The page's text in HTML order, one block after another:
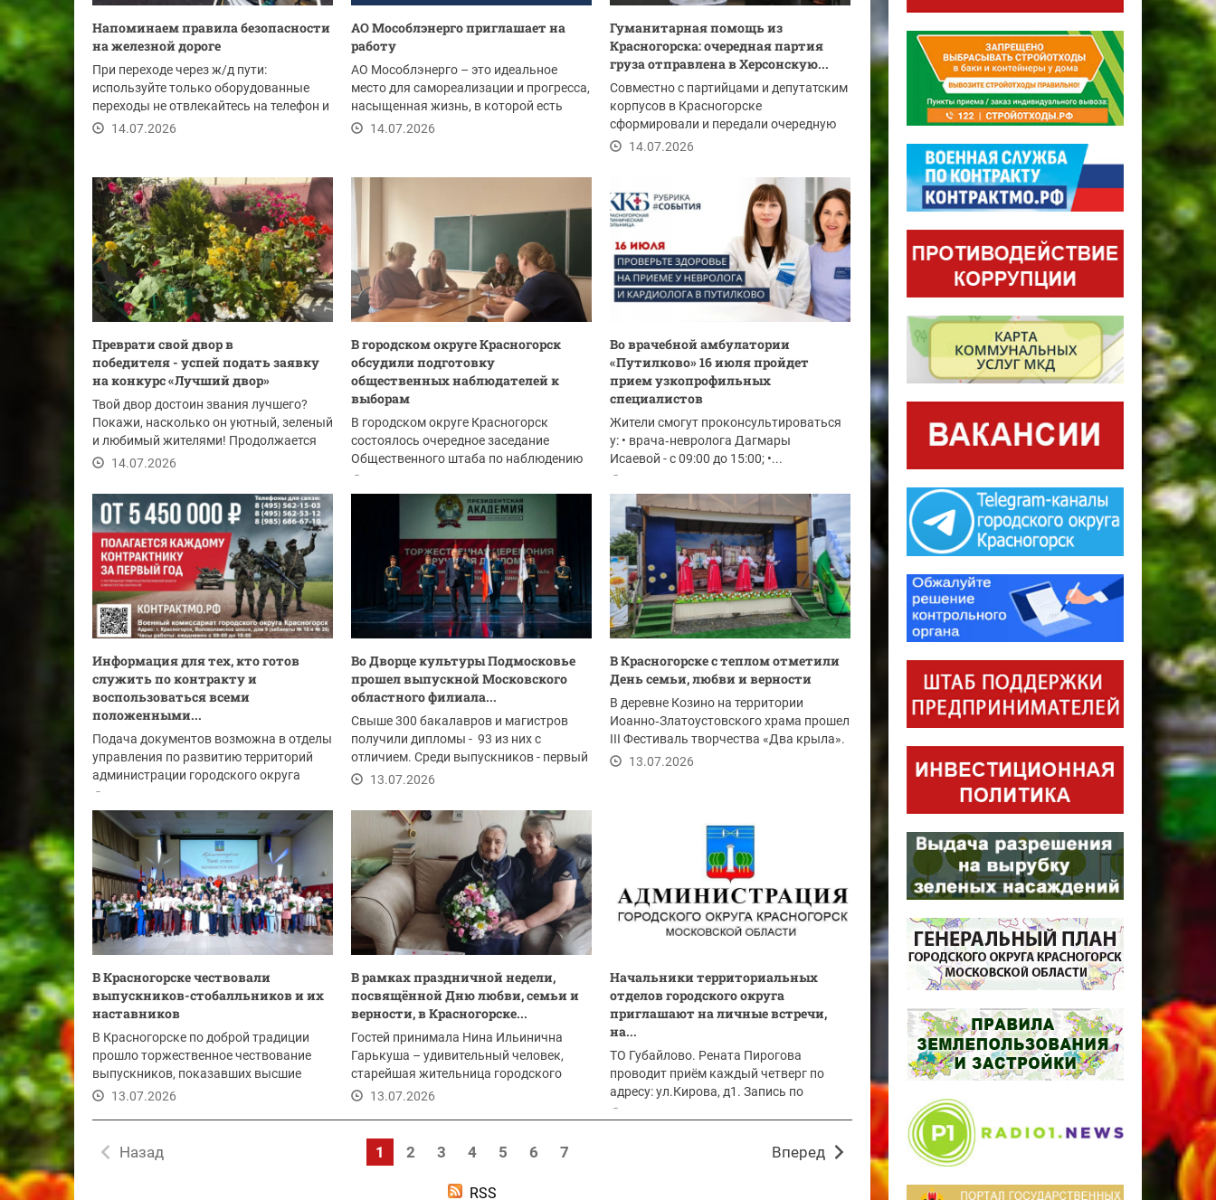
Напоминаем правила безопасности
на железной дороге
При переходе через ж/д пути:
используйте только оборудованные
переходы не отвлекайтесь на телефон и
снимайте...
14.07.2026
АО Мособлэнерго приглашает на
работу
АО Мособлэнерго – это идеальное
место для самореализации и прогресса,
насыщенная жизнь, в которой есть
место отдыху,...
14.07.2026
Гуманитарная помощь из
Красногорска: очередная партия
груза отправлена в Херсонскую...
Совместно с партийцами и депутатским
корпусов в Красногорске
сформировали и передали очередную
партию гуманитарной...
14.07.2026
Преврати свой двор в
победителя - успей подать заявку
на конкурс «Лучший двор»
Твой двор достоин звания лучшего?
Покажи, насколько он уютный, зеленый
и любимый жителями! Продолжается
прием заявок...
14.07.2026
В городском округе Красногорск
обсудили подготовку
общественных наблюдателей к
выборам
В городском округе Красногорск
состоялось очередное заседание
Общественного штаба по наблюдению
за выборами. В центре...
Во врачебной амбулатории
«Путилково» 16 июля пройдет
прием узкопрофильных
специалистов
Жители смогут проконсультироваться
у: • врача‑невролога Дагмары
Исаевой - с 09:00 до 15:00; •...
Информация для тех, кто готов
служить по контракту и
воспользоваться всеми
положенными...
Подача документов возможна в отделы
управления по развитию территорий
администрации городского округа
Красногорск:
Во Дворце культуры Подмосковье
прошел выпускной Московского
областного филиала...
Свыше 300 бакалавров и магистров
получили дипломы - 93 из них с
отличием. Среди выпускников - первый
набор очного...
13.07.2026
В Красногорске с теплом отметили
День семьи, любви и верности
В деревне Козино на территории
Иоанно‑Златоустовского храма прошел
III Фестиваль творчества «Два крыла».
13.07.2026
В Красногорске чествовали
выпускников-стобалльников и их
наставников
В Красногорске по доброй традиции
прошло торжественное чествование
выпускников, показавших высшие
результаты на...
13.07.2026
В рамках праздничной недели,
посвящённой Дню любви, семьи и
верности, в Красногорске...
Гостей принимала Нина Ильинична
Гарькуша – удивительный человек,
старейшая жительница городского
округа, которая в...
13.07.2026
Начальники территориальных
отделов городского округа
приглашают на личные встречи,
на...
ТО Губайлово. Рената Пирогова
проводит приём каждый четверг по
адресу: ул.Кирова, д1. Запись по
телефону: 8(925)6580494
1 2 3 4 5 6 7
Назад Вперед
RSS